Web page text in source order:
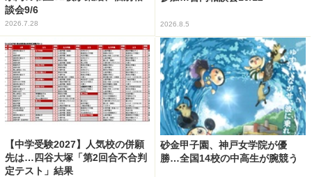
談会9/6
2026.7.28 2026.8.5
【中学受験2027】人気校の併願
先は…四谷大塚「第2回合不合判
定テスト」結果
砂金甲子園、神戸女学院が優
勝…全国14校の中高生が腕競う